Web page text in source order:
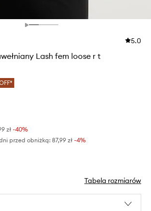
5.0
Lash fem loose r t
zł -40%
przed obniżką: 87,99 zł -4%
Tabela rozmiarów